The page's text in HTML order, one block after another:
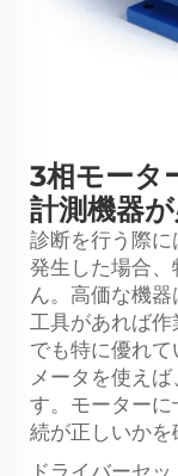
3相モータ
計測機器
診断を行う際に
発生した場合
ん。高価な機
工具があれば
でも特に優れ
メータを使え
す。モーター
続が正しいかを